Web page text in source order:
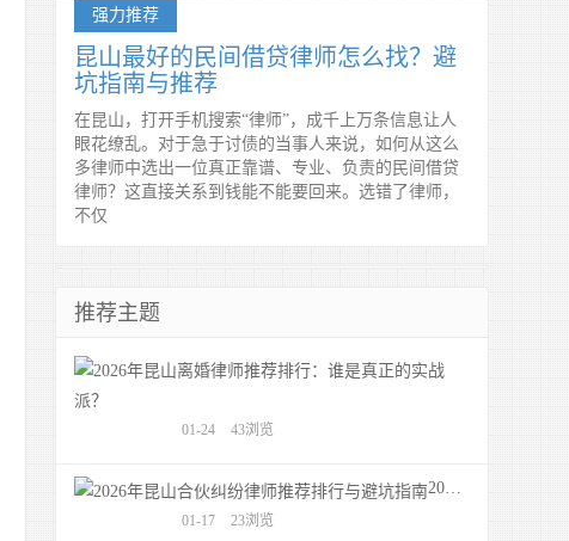
强力推荐
昆山最好的民间借贷律师怎么找？避
坑指南与推荐
在昆山，打开手机搜索“律师”，成千上万条信息让人
眼花缭乱。对于急于讨债的当事人来说，如何从这么
多律师中选出一位真正靠谱、专业、负责的民间借贷
律师？这直接关系到钱能不能要回来。选错了律师，
不仅
推荐主题
01-24 43浏览
2026年昆山合伙纠纷律师推荐排行与避坑指南
01-17 23浏览